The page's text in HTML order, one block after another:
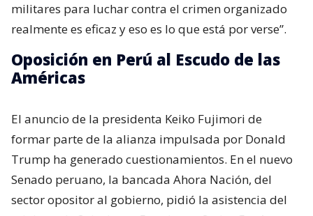
militares para luchar contra el crimen organizado
realmente es eficaz y eso es lo que está por verse”.
Oposición en Perú al Escudo de las
Américas
El anuncio de la presidenta Keiko Fujimori de
formar parte de la alianza impulsada por Donald
Trump ha generado cuestionamientos. En el nuevo
Senado peruano, la bancada Ahora Nación, del
sector opositor al gobierno, pidió la asistencia del